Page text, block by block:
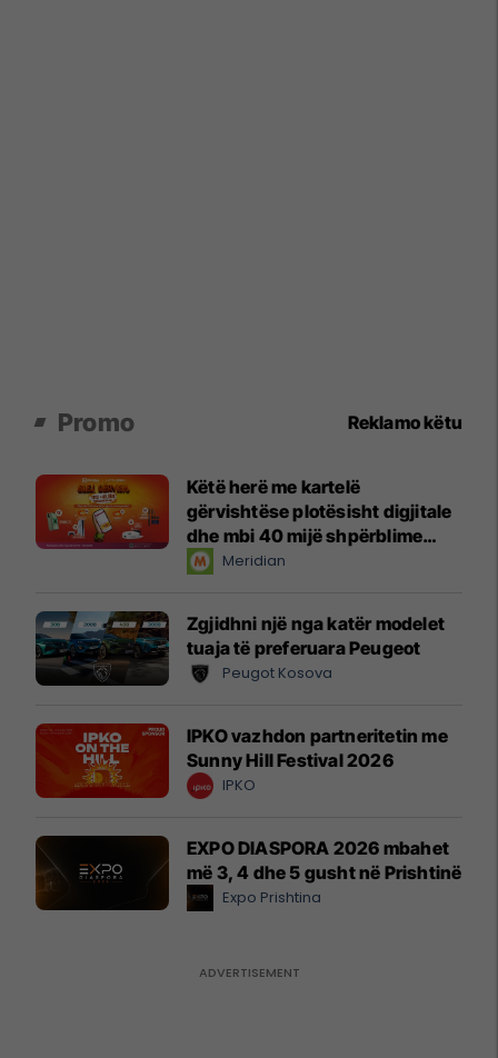
Promo Reklamo këtu
Këtë herë me kartelë
gërvishtëse plotësisht digjitale
dhe mbi 40 mijë shpërblime
instant!Meridian
Zgjidhni një nga katër modelet
tuaja të preferuara Peugeot
Peugot Kosova
IPKO vazhdon partneritetin me
Sunny Hill Festival 2026
IPKO
EXPO DIASPORA 2026 mbahet
më 3, 4 dhe 5 gusht në Prishtinë
Expo Prishtina